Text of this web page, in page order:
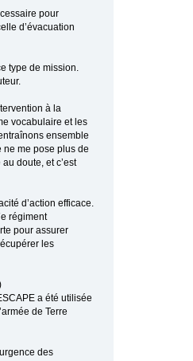
pour
d’évacuation
type de mission.
à la
vocabulaire et les
ensemble
ne me pose plus de
doute, et c’est
d’action efficace.
régiment
pour assurer
les
a été utilisée
de Terre
des